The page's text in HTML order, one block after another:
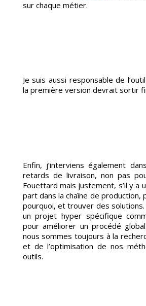
sur chaque métier.
Je suis aussi responsable de
la première version devrait sortir
Enfin, j’interviens également
retards de livraison, non pas
Fouettard mais justement, s’il y a
part dans la chaîne de production,
pourquoi, et trouver des
un projet hyper spécifique
pour améliorer un procédé
nous sommes toujours à la
et de l’optimisation de nos
outils.